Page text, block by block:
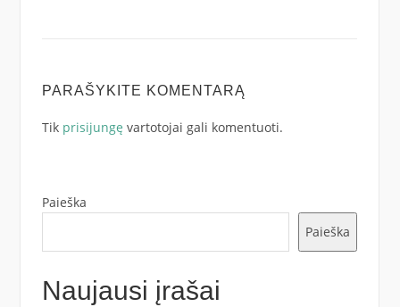
PARAŠYKITE KOMENTARĄ
Tik prisijungę vartotojai gali komentuoti.
Paieška
Paieška
Naujausi įrašai